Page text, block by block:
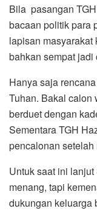
Bila pasangan
bacaan politik para
lapisan masyarakat
bahkan sempat
Hanya saja
Tuhan. Bakal calon
berduet dengan
Sementara TGH
pencalonan
Untuk saat ini
menang, tapi
dukungan keluarga